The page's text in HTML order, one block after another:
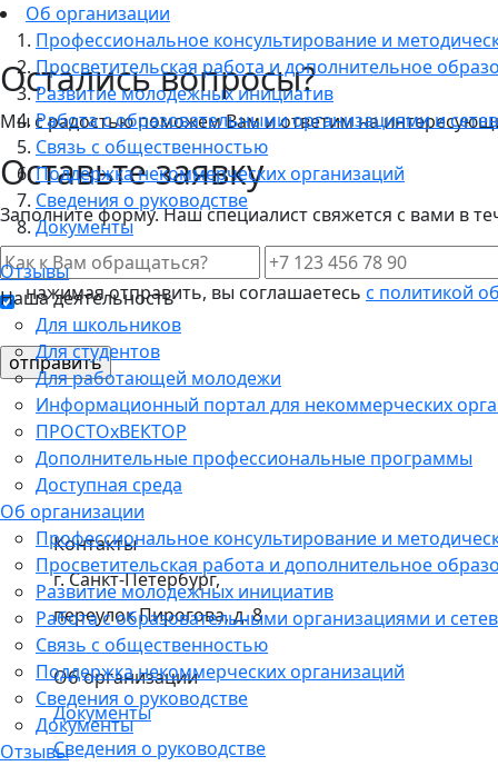
Об организации
Профессиональное консультирование и
Просветительская работа и дополнительное
Развитие молодежных инициатив
Работа с образовательными организациями и
Связь с общественностью
Поддержка некоммерческих организаций
Сведения о руководстве
Документы
Отзывы
Наша деятельность
Для школьников
Для студентов
Для работающей молодежи
Информационный портал для некоммерческих
ПРОСТОхВЕКТОР
Дополнительные профессиональные программы
Доступная среда
Об организации
Профессиональное консультирование и
Просветительская работа и дополнительное
Развитие молодежных инициатив
Работа с образовательными организациями и
Связь с общественностью
Поддержка некоммерческих организаций
Сведения о руководстве
Документы
Отзывы
Остались вопросы?
Мы с радостью поможем Вам и ответим на
Оставьте заявку
Заполните форму. Наш специалист свяжется с вами в
нажимая отправить, вы соглашаетесь с политикой
Контакты
г. Санкт-Петербург,
переулок Пирогова, д. 8
Об организации
Документы
Сведения о руководстве